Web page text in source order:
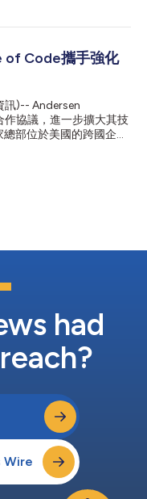
募與人才管理解決方案以
境。憑藉跨領域的方法
略，推動永續成長和長
創辦人Onur Seçkin表
略洞察與務實執行相結
Consulting的合
全球擴張方面為客戶提供
董事長兼執行長Mark L.
of Code攜手強化
訊)-- Andersen
協議，進一步擴大其技
部位於美國的跨國企
理方面擁有深厚的專業
、資料自動化和AI驅動
整合式法規遵循企業平
作流程奠定基礎。 House
次合作，我們不僅能夠
還能繼續發展和強化自
had
Wire